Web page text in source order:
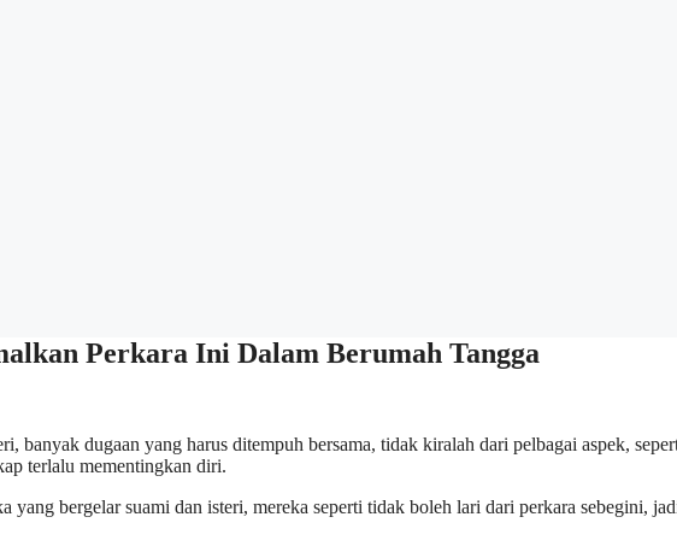
Perkara Ini Dalam Berumah Tangga
banyak dugaan yang harus ditempuh bersama, tidak kiralah dari pelbagai aspek,
terlalu mementingkan diri.
yang bergelar suami dan isteri, mereka seperti tidak boleh lari dari perkara sebegini,